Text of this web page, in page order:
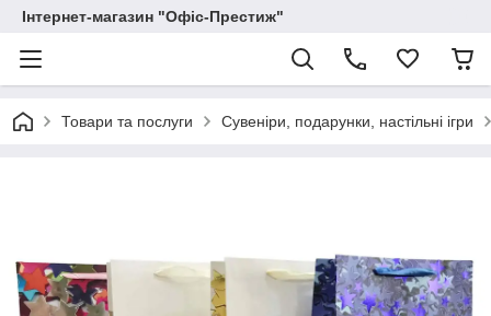
Інтернет-магазин "Офіс-Престиж"
Товари та послуги Сувеніри, подарунки, настільні ігри